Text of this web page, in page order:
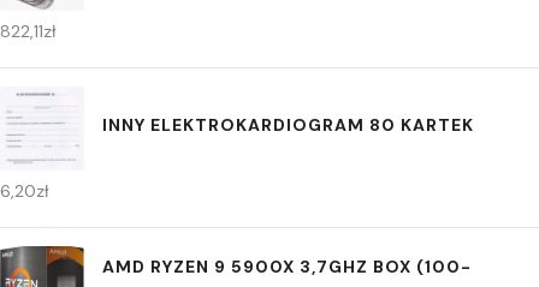
822,11zł
INNY ELEKTROKARDIOGRAM 80 KARTEK
6,20zł
AMD RYZEN 9 5900X 3,7GHZ BOX (100-